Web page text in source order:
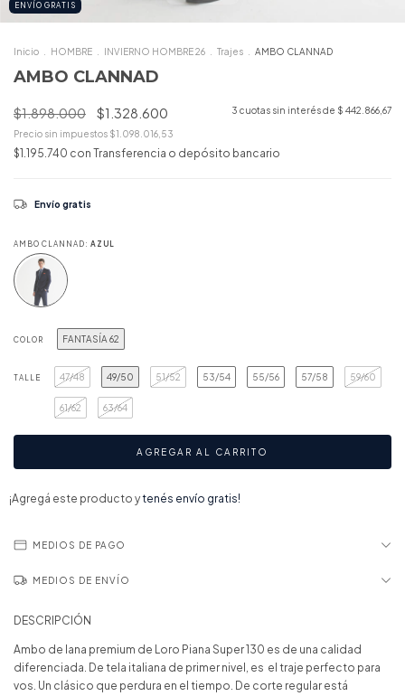
ENVÍO GRATIS
Inicio HOMBRE INVIERNO HOMBRE 26 Trajes AMBO CLANNAD
AMBO CLANNAD
$1.898.000 $1.328.600 3 cuotas sin interés de $ 442.866,67
Precio sin impuestos $1.098.016,53
$1.195.740 con Transferencia o depósito bancario
Envío gratis
AMBO CLANNAD: AZUL
COLOR FANTASÍA 62
TALLE 47/48 49/50 51/52 53/54 55/56 57/58 59/60
61/62 63/64
¡Agregá este producto ytenés envío gratis!
MEDIOS DE PAGO
MEDIOS DE ENVÍO
DESCRIPCIÓN
Ambo de lana premium de Loro Piana Super 130 es de una calidad
diferenciada. De tela italiana de primer nivel, es el traje perfecto para
vos. Un clásico que perdura en el tiempo. De corte regular está